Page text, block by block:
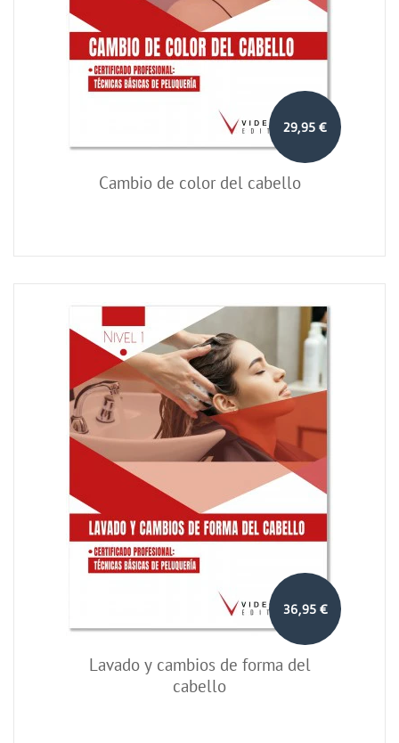
29,95 €
Cambio de color del cabello
36,95 €
Lavado y cambios de forma del
cabello